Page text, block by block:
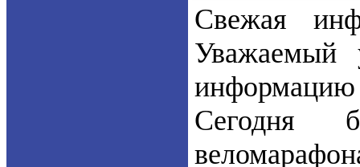
Свежая
Уважаемый
информацию
Сегодня